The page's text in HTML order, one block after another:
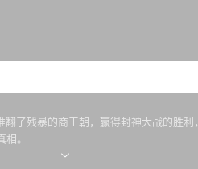
了残暴的商王朝，赢得封神大战的胜
。